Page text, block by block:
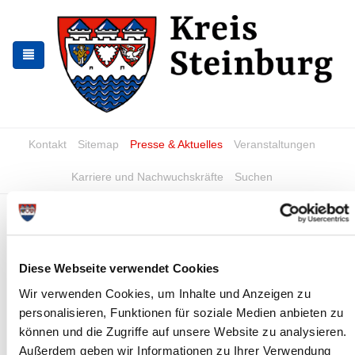
Diese Webseite verwendet Cookies
Wir verwenden Cookies, um Inhalte und Anzeigen zu
personalisieren, Funktionen für soziale Medien anbieten zu
können und die Zugriffe auf unsere Website zu analysieren.
Außerdem geben wir Informationen zu Ihrer Verwendung
springen
springen
Kontakt Sitemap Presse & Aktuelles Veranstaltungen
Karriere und Nachwuchskräfte Suchen
Plattdeutscher Nachmittag im
Kreismuseum
News - Meldungen